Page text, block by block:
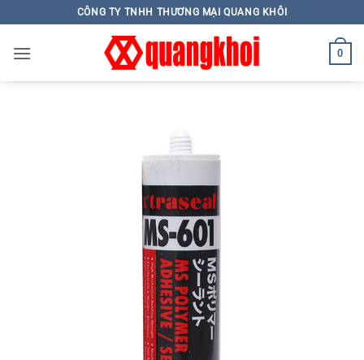
to
content
CÔNG TY TNHH THƯƠNG MẠI QUANG KHÔI
0